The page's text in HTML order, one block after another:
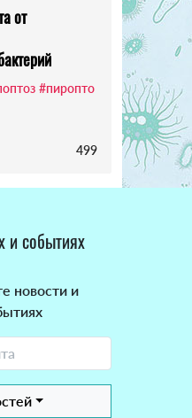
от
#пиропто
499
и событиях
новости и